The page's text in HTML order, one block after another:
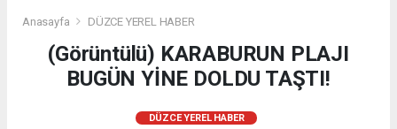
Anasayfa DÜZCE YEREL HABER
(Görüntülü) KARABURUN PLAJI
BUGÜN YİNE DOLDU TAŞTI!
DÜZCE YEREL HABER